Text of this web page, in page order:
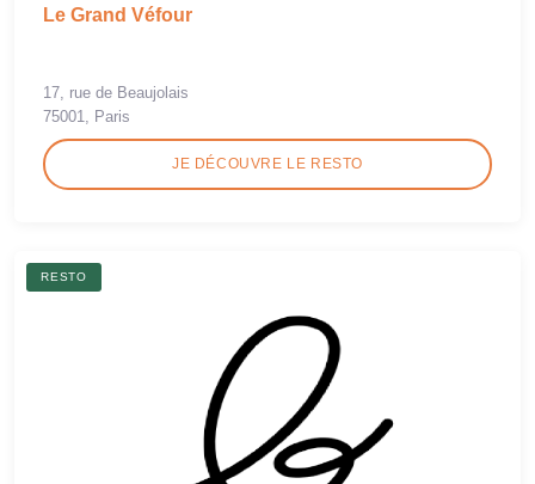
Le Grand Véfour
17, rue de Beaujolais
75001, Paris
JE DÉCOUVRE LE RESTO
RESTO